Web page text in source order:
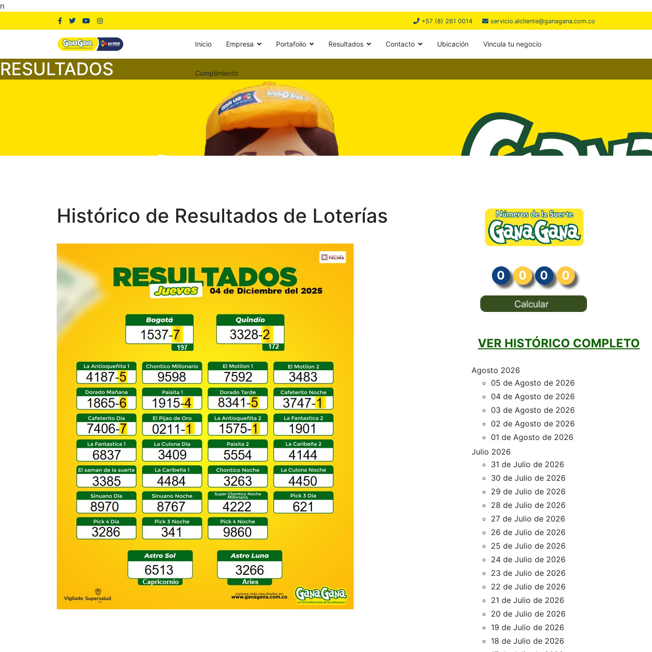
n
+57 (8) 261 0014 servicio.alcliente@ganagana.com.co
Inicio Empresa Portafolio Resultados Contacto Ubicación Vincula tu negocio
Cumplimiento
RESULTADOS
Histórico de Resultados de Loterías
0 0 0 0
VER HISTÓRICO COMPLETO
Agosto 2026
05 de Agosto de 2026
04 de Agosto de 2026
03 de Agosto de 2026
02 de Agosto de 2026
01 de Agosto de 2026
Julio 2026
31 de Julio de 2026
30 de Julio de 2026
29 de Julio de 2026
28 de Julio de 2026
27 de Julio de 2026
26 de Julio de 2026
25 de Julio de 2026
24 de Julio de 2026
23 de Julio de 2026
22 de Julio de 2026
21 de Julio de 2026
20 de Julio de 2026
19 de Julio de 2026
18 de Julio de 2026